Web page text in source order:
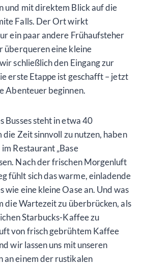
und mit direktem Blick auf die
Falls. Der Ort wirkt
ein paar andere Frühaufsteher
überqueren eine kleine
schließlich den Eingang zur
erste Etappe ist geschafft – jetzt
Abenteuer beginnen.
Busses steht in etwa 40
die Zeit sinnvoll zu nutzen, haben
Restaurant „Base
Nach der frischen Morgenluft
fühlt sich das warme, einladende
wie eine kleine Oase an. Und was
die Wartezeit zu überbrücken, als
Starbucks-Kaffee zu
von frisch gebrühtem Kaffee
wir lassen uns mit unseren
an einem der rustikalen